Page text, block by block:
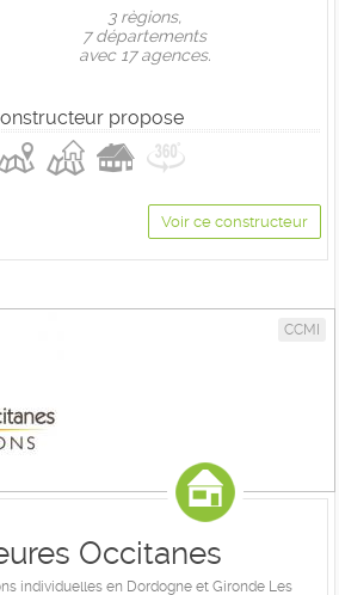
3 règions,
7 départements
avec 17 agences.
propose
Voir ce constructeur
CCMI
Occitanes
individuelles en Dordogne et Gironde Les